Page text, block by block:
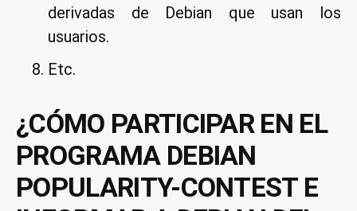
derivadas de Debian que usan los
usuarios.
Etc.
¿CÓMO PARTICIPAR EN EL
PROGRAMA DEBIAN
POPULARITY-CONTEST E